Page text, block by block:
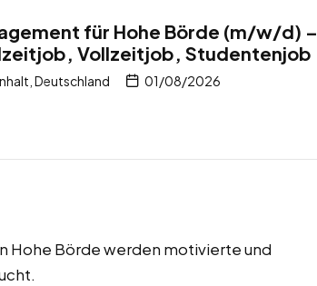
für Hohe Börde (m/w/d) –
Vollzeitjob, Studentenjob
Deutschland 01/08/2026
Hohe Börde werden motivierte und